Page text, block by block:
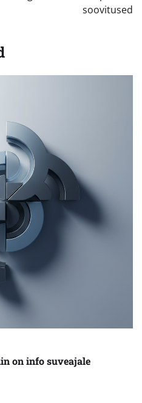
soovitused
on info suveajale